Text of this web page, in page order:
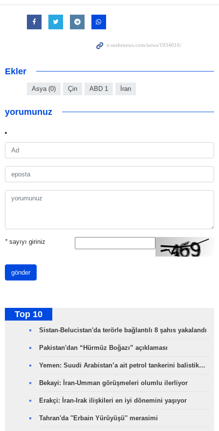
Ekler
Asya (0) Çin ABD 1 İran
yorumunuz
*sayıyı giriniz
gönder
Top 10
Sistan-Belucistan'da terörle bağlantılı 8 şahıs yakalandı
Pakistan'dan “Hürmüz Boğazı” açıklaması
Yemen: Suudi Arabistan’a ait petrol tankerini balistik…
Bekayi: İran-Umman görüşmeleri olumlu ilerliyor
Erakçi: İran-Irak ilişkileri en iyi dönemini yaşıyor
Tahran'da ''Erbain Yürüyüşü'' merasimi